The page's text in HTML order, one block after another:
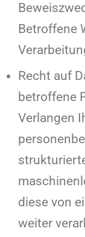
Betroffene
Recht auf
betroffene
Verlangen
diese von
weiter